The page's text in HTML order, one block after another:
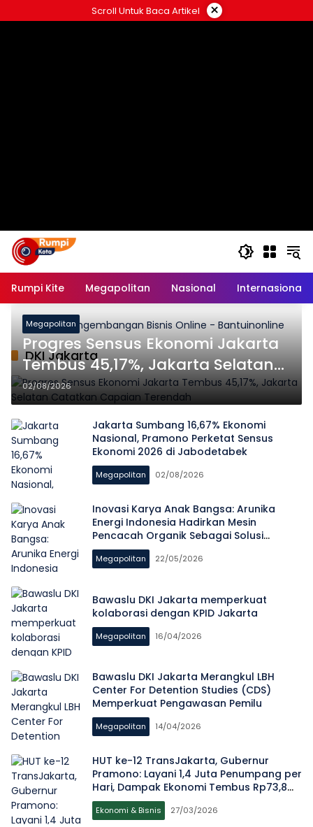
ke
Scroll Untuk Baca Artikel ×
Rumpi Kite Megapolitan Nasional Internasional
DKI Jakarta
Megapolitan
Progres Sensus Ekonomi Jakarta
Tembus 45,17%, Jakarta Selatan
Catatkan Capaian Terendah
02/08/2026
Jakarta Sumbang 16,67% Ekonomi
Nasional, Pramono Perketat Sensus
Ekonomi 2026 di Jabodetabek
Megapolitan 02/08/2026
Inovasi Karya Anak Bangsa: Arunika
Energi Indonesia Hadirkan Mesin
Pencacah Organik Sebagai Solusi
Cerdas Atasi Krisis Sampah Jakarta
Megapolitan 22/05/2026
Bawaslu DKI Jakarta memperkuat
kolaborasi dengan KPID Jakarta
Megapolitan 16/04/2026
Bawaslu DKI Jakarta Merangkul LBH
Center For Detention Studies (CDS)
Memperkuat Pengawasan Pemilu
Megapolitan 14/04/2026
HUT ke-12 TransJakarta, Gubernur
Pramono: Layani 1,4 Juta Penumpang per
Hari, Dampak Ekonomi Tembus Rp73,8
Triliun
Ekonomi & Bisnis 27/03/2026